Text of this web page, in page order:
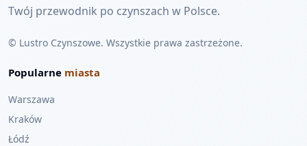
Twój przewodnik po czynszach w Polsce.
© Lustro Czynszowe. Wszystkie prawa zastrzeżone.
Popularne miasta
Warszawa
Kraków
Łódź